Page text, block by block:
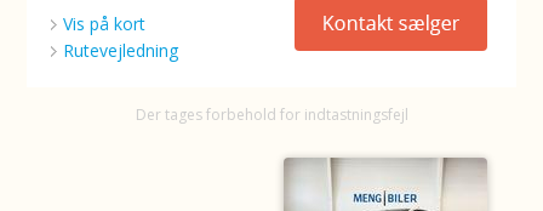
Vis på kort
Rutevejledning
Der tages forbehold for indtastningsfejl